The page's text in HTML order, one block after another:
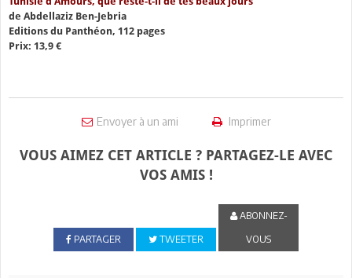
de Abdellaziz Ben-Jebria
Editions du Panthéon, 112 pages
Prix: 13,9 €
Envoyer à un ami Imprimer
VOUS AIMEZ CET ARTICLE ? PARTAGEZ-LE AVEC
VOS AMIS !
PARTAGER TWEETER
ABONNEZ-
VOUS